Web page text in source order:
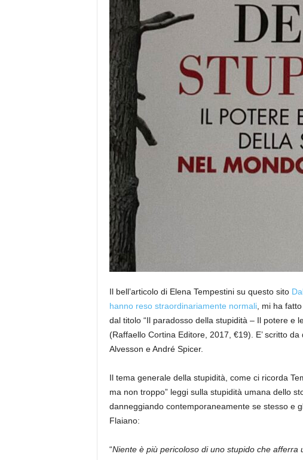
Il bell’articolo di Elena Tempestini su questo sito
hanno reso straordinariamente normali, mi ha
dal titolo “Il paradosso della stupidità – Il potere e
(Raffaello Cortina Editore, 2017, €19). E’ scritto
Alvesson e André Spicer.
Il tema generale della stupidità, come ci ricorda
ma non troppo” leggi sulla stupidità umana dello
danneggiando contemporaneamente se stesso e
Flaiano:
“Niente è più pericoloso di uno stupido che afferra